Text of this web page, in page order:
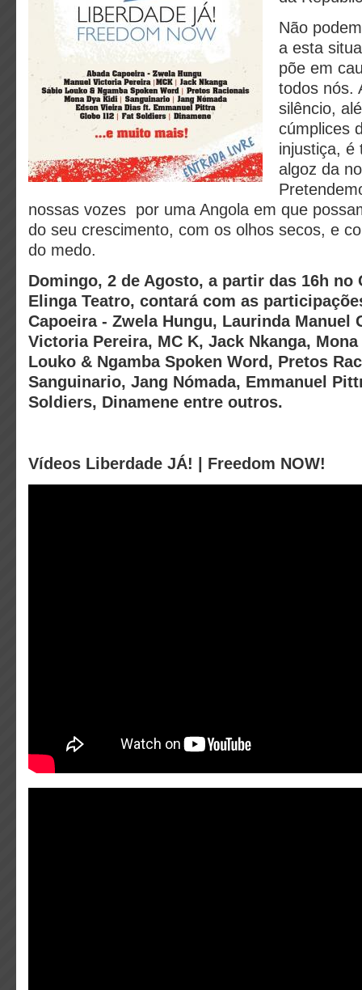
Não
a esta
põe em
todos nós.
silêncio,
cúmplices
injustiça, é
algoz da
nossas vozes por uma Angola em que
do seu crescimento, com os olhos secos, e
do medo.
Domingo, 2 de Agosto, a partir das 16h no
Elinga Teatro, contará com as
Capoeira - Zwela Hungu, Laurinda Manuel
Victoria Pereira, MC K, Jack Nkanga,
Louko & Ngamba Spoken Word, Pretos
Sanguinario, Jang Nómada, Emmanuel
Soldiers, Dinamene entre outros.
Vídeos Liberdade JÁ! | Freedom NOW!